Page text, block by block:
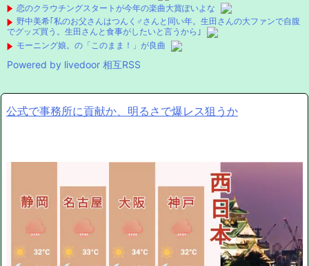
恋のクラウチングスタートが今年の楽曲大賞ぽいよな
野中美希｢私のお父さんはつんく♂さんと同い年。生田さんの大ファンで自腹
でグッズ買う。生田さんと食事がしたいと言うから｣
モーニング娘。の「このまま！」が良曲
Powered by livedoor 相互RSS
公式で事務所に貢献か、明るさで爆レス狙うか